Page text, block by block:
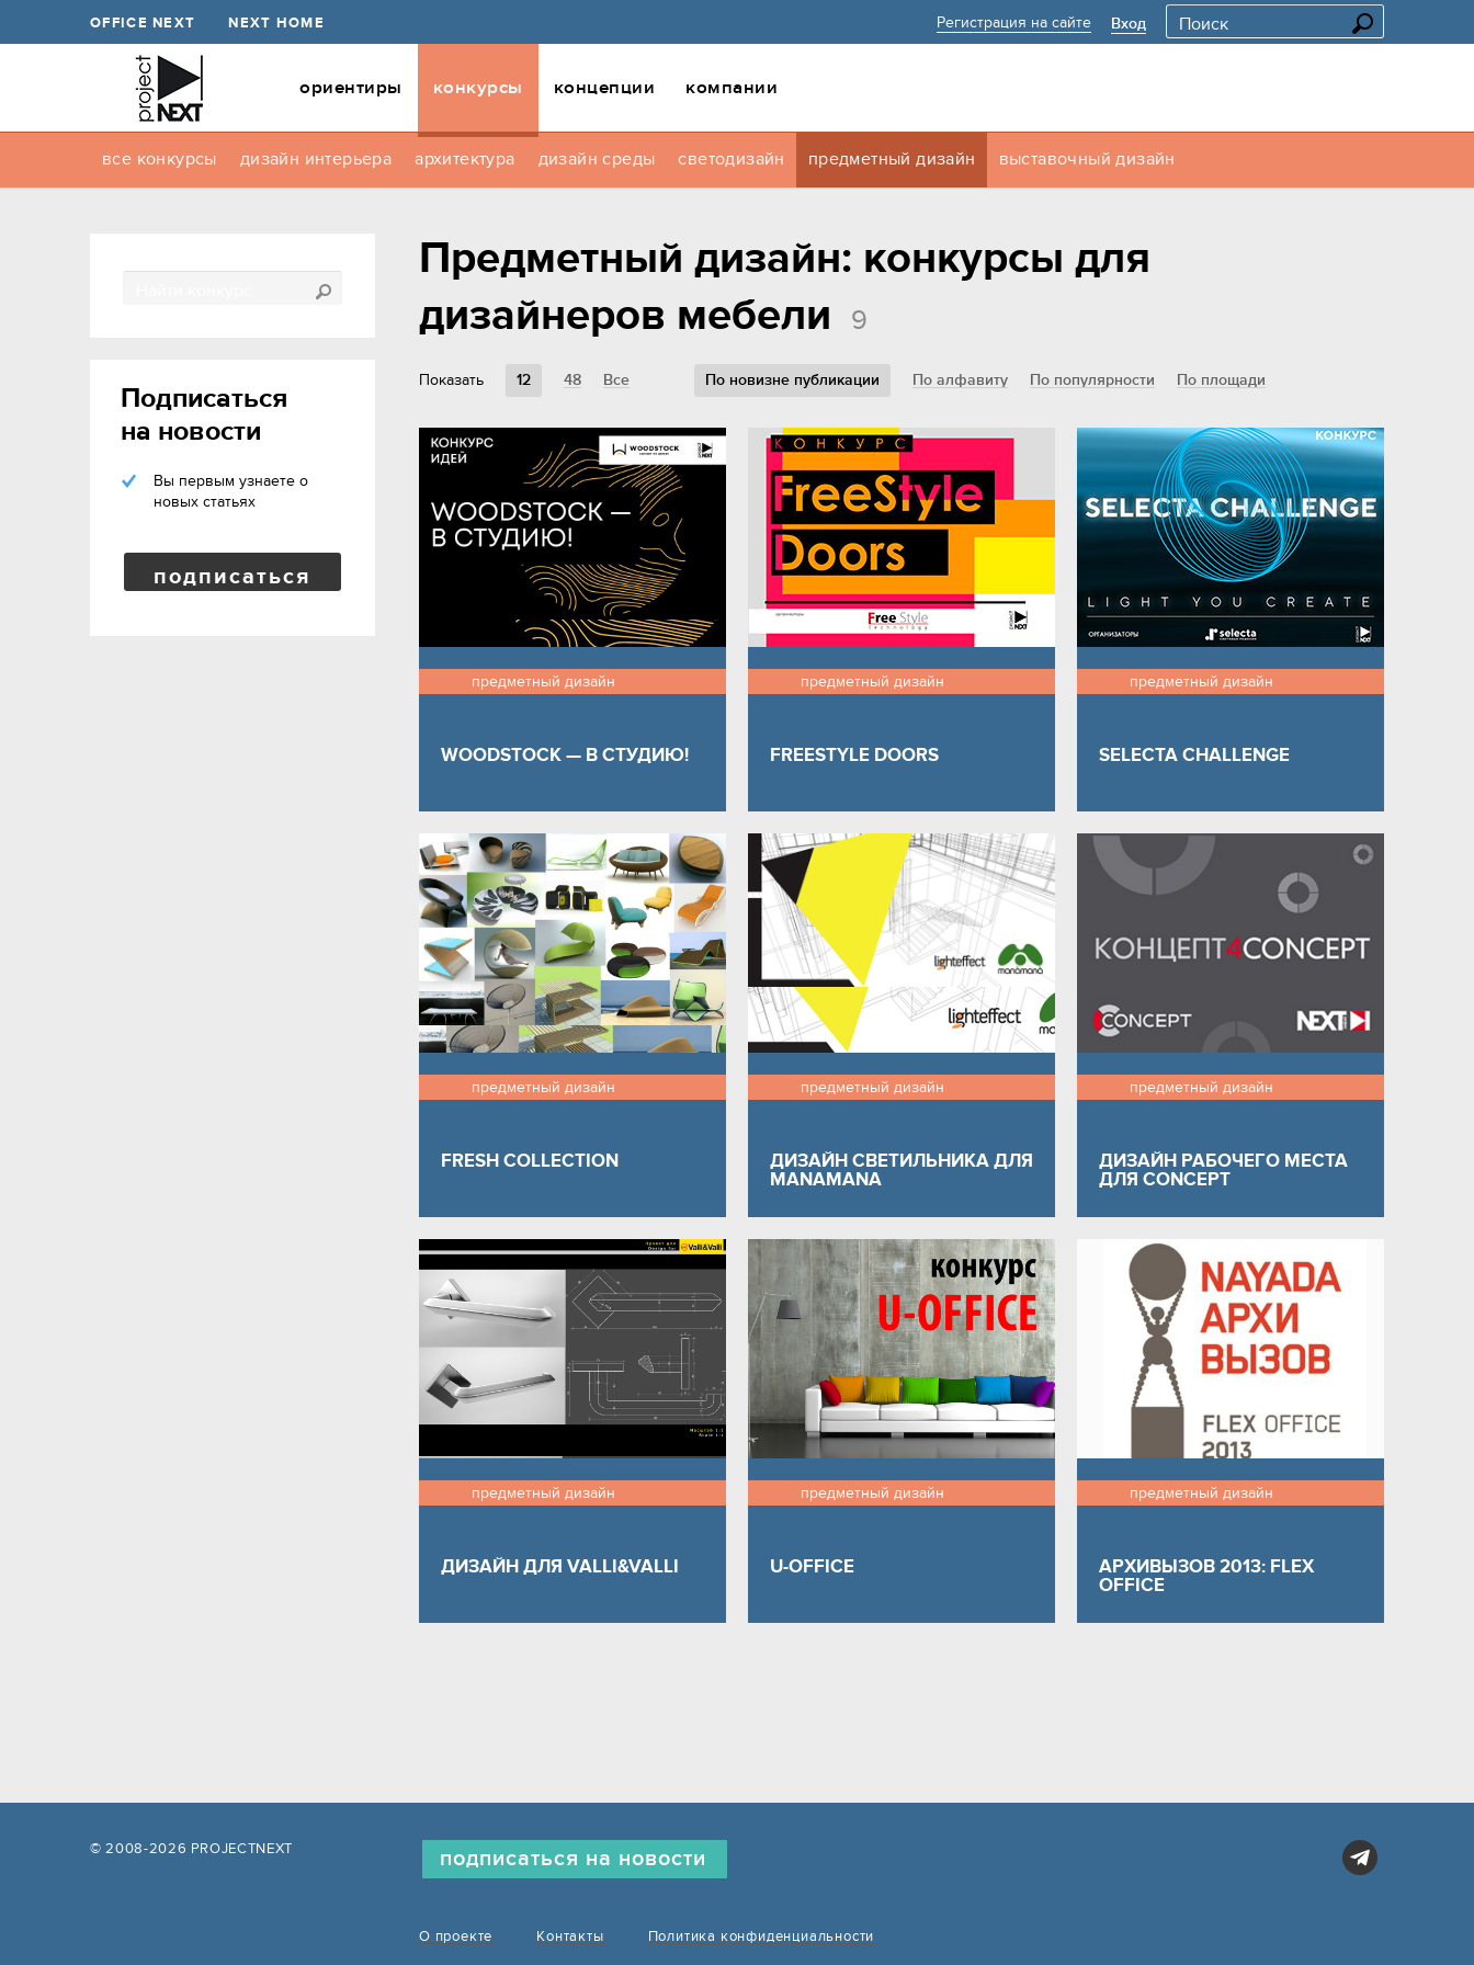
OFFICE NEXT NEXT HOME Регистрация на сайте Вход
ориентиры конкурсы концепции компании
все конкурсы дизайн интерьера архитектура дизайн среды светодизайн предметный дизайн выставочный дизайн
Подписаться
на новости
Вы первым узнаете о
новых статьях
подписаться
Предметный дизайн: конкурсы для
дизайнеров мебели
9
Показать 12 48 Все По новизне публикации По алфавиту По популярности По площади
предметный дизайн
WOODSTOCK — В СТУДИЮ!
предметный дизайн
FREESTYLE DOORS
предметный дизайн
SELECTA CHALLENGE
предметный дизайн
FRESH COLLECTION
предметный дизайн
ДИЗАЙН СВЕТИЛЬНИКА ДЛЯ
MANАMANA
предметный дизайн
ДИЗАЙН РАБОЧЕГО МЕСТА
ДЛЯ CONCEPT
предметный дизайн
ДИЗАЙН ДЛЯ VALLI&VALLI
предметный дизайн
U-OFFICE
предметный дизайн
АРХИВЫЗОВ 2013: FLEX
OFFICE
© 2008-2026 PROJECTNEXT подписаться на новости
О проекте Контакты Политика конфиденциальности